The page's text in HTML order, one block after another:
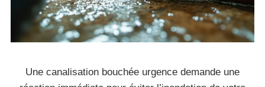
Une canalisation bouchée urgence demande une